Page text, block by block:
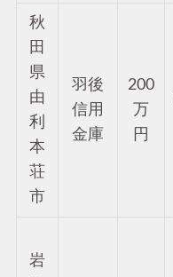
秋
田
県
由
利
本
荘
市
羽後
信用
金庫
200
万
円
岩